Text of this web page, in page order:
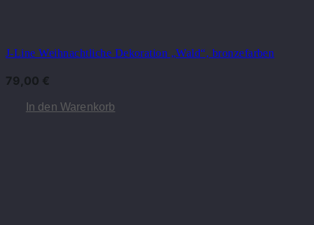
J-Line Weihnachtliche Dekoration „Wald“, bronzefarben
79,00 €
In den Warenkorb